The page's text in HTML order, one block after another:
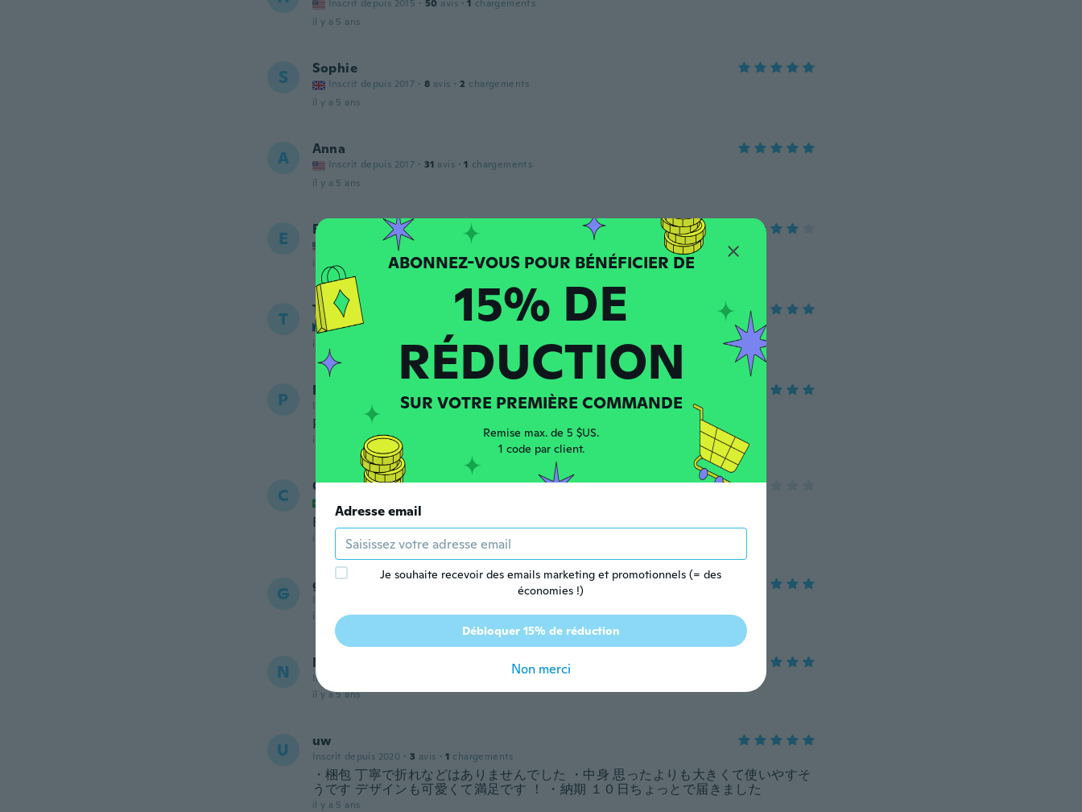
Inscrit depuis 2015 · 50 avis · 1 chargements
il y a 5 ans
S Sophie
Inscrit depuis 2017 · 8 avis · 2 chargements
il y a 5 ans
A Anna
Inscrit depuis 2017 · 31 avis · 1 chargements
il y a 5 ans
E Ezequiel
Inscrit depuis 2017
il y a 5 ans
T Tereza
Inscrit depuis 2017
il y a 5 ans
P Pilar
Inscrit depuis 2020 · 13 avis · 13 chargements
Perfecto
il y a 5 ans
C Caroline
Fala Random 5PCS e vem apenas 5 adesivos.
il y a 5 ans
G grecia
Inscrit depuis 2019
il y a 5 ans
N Naomi
Inscrit depuis 2018
il y a 5 ans
U uw
Inscrit depuis 2020 · 3 avis · 1 chargements
・梱包 丁寧で折れなどはありませんでした ・中身 思ったよりも大きくて使いやすそ
うです デザインも可愛くて満足です ！ ・納期 １０日ちょっとで届きました
il y a 5 ans
15% DE
RÉDUCTION
SUR VOTRE PREMIÈRE COMMANDE
Remise max. de 5 $US.
1 code par client.
Adresse email
Je souhaite recevoir des emails marketing et promotionnels (= des
économies !)
Débloquer 15% de réduction
Non merci